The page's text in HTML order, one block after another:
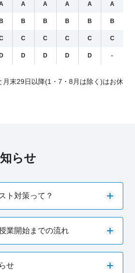
A A A A A
B B B B B B
C C C C C
D D D D D -
末29日以降(1・7・8月は除く)はお休
らせ
ト対策って？
業開始までの流れ
せ